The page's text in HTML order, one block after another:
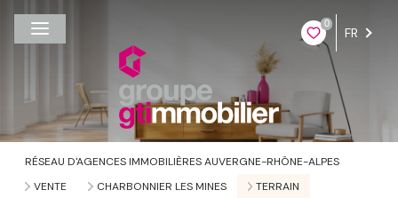
0
FR
RÉSEAU D'AGENCES IMMOBILIÈRES AUVERGNE-RHÔNE-ALPES
VENTE
CHARBONNIER LES MINES TERRAIN